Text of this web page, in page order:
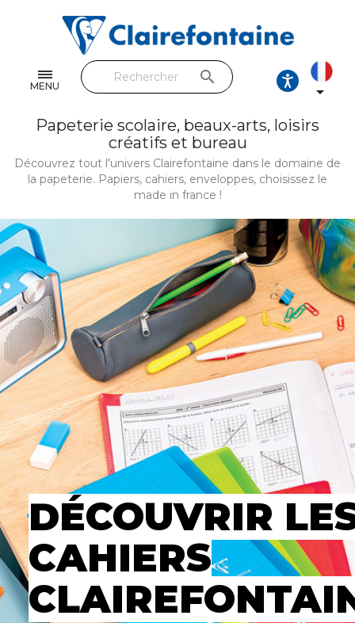
MENU
Feuilles & Copies
Beaux-arts & Dessin
Correspondance
Papiers cadeaux et emballages
Cuir & trousses
RETROUVEZ NOS COLLECTIONS
Toutes les collections
search

Papeterie scolaire, beaux-arts, loisirs
créatifs et bureau
Découvrez tout l'univers Clairefontaine dans le domaine de
la papeterie. Papiers, cahiers, enveloppes, choisissez le
made in france !
DÉCOUVRIR
CAHIERS